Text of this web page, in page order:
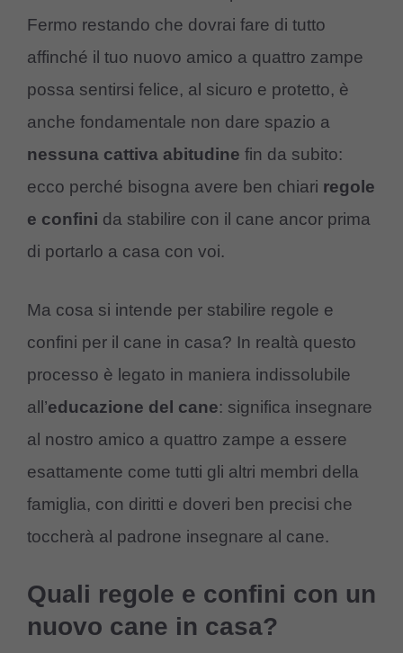
Fermo restando che dovrai fare di tutto
affinché il tuo nuovo amico a quattro zampe
possa sentirsi felice, al sicuro e protetto, è
anche fondamentale non dare spazio a
nessuna cattiva abitudine fin da subito:
ecco perché bisogna avere ben chiari regole
e confini da stabilire con il cane ancor prima
di portarlo a casa con voi.
Ma cosa si intende per stabilire regole e
confini per il cane in casa? In realtà questo
processo è legato in maniera indissolubile
all’educazione del cane: significa insegnare
al nostro amico a quattro zampe a essere
esattamente come tutti gli altri membri della
famiglia, con diritti e doveri ben precisi che
toccherà al padrone insegnare al cane.
Quali regole e confini con un
nuovo cane in casa?